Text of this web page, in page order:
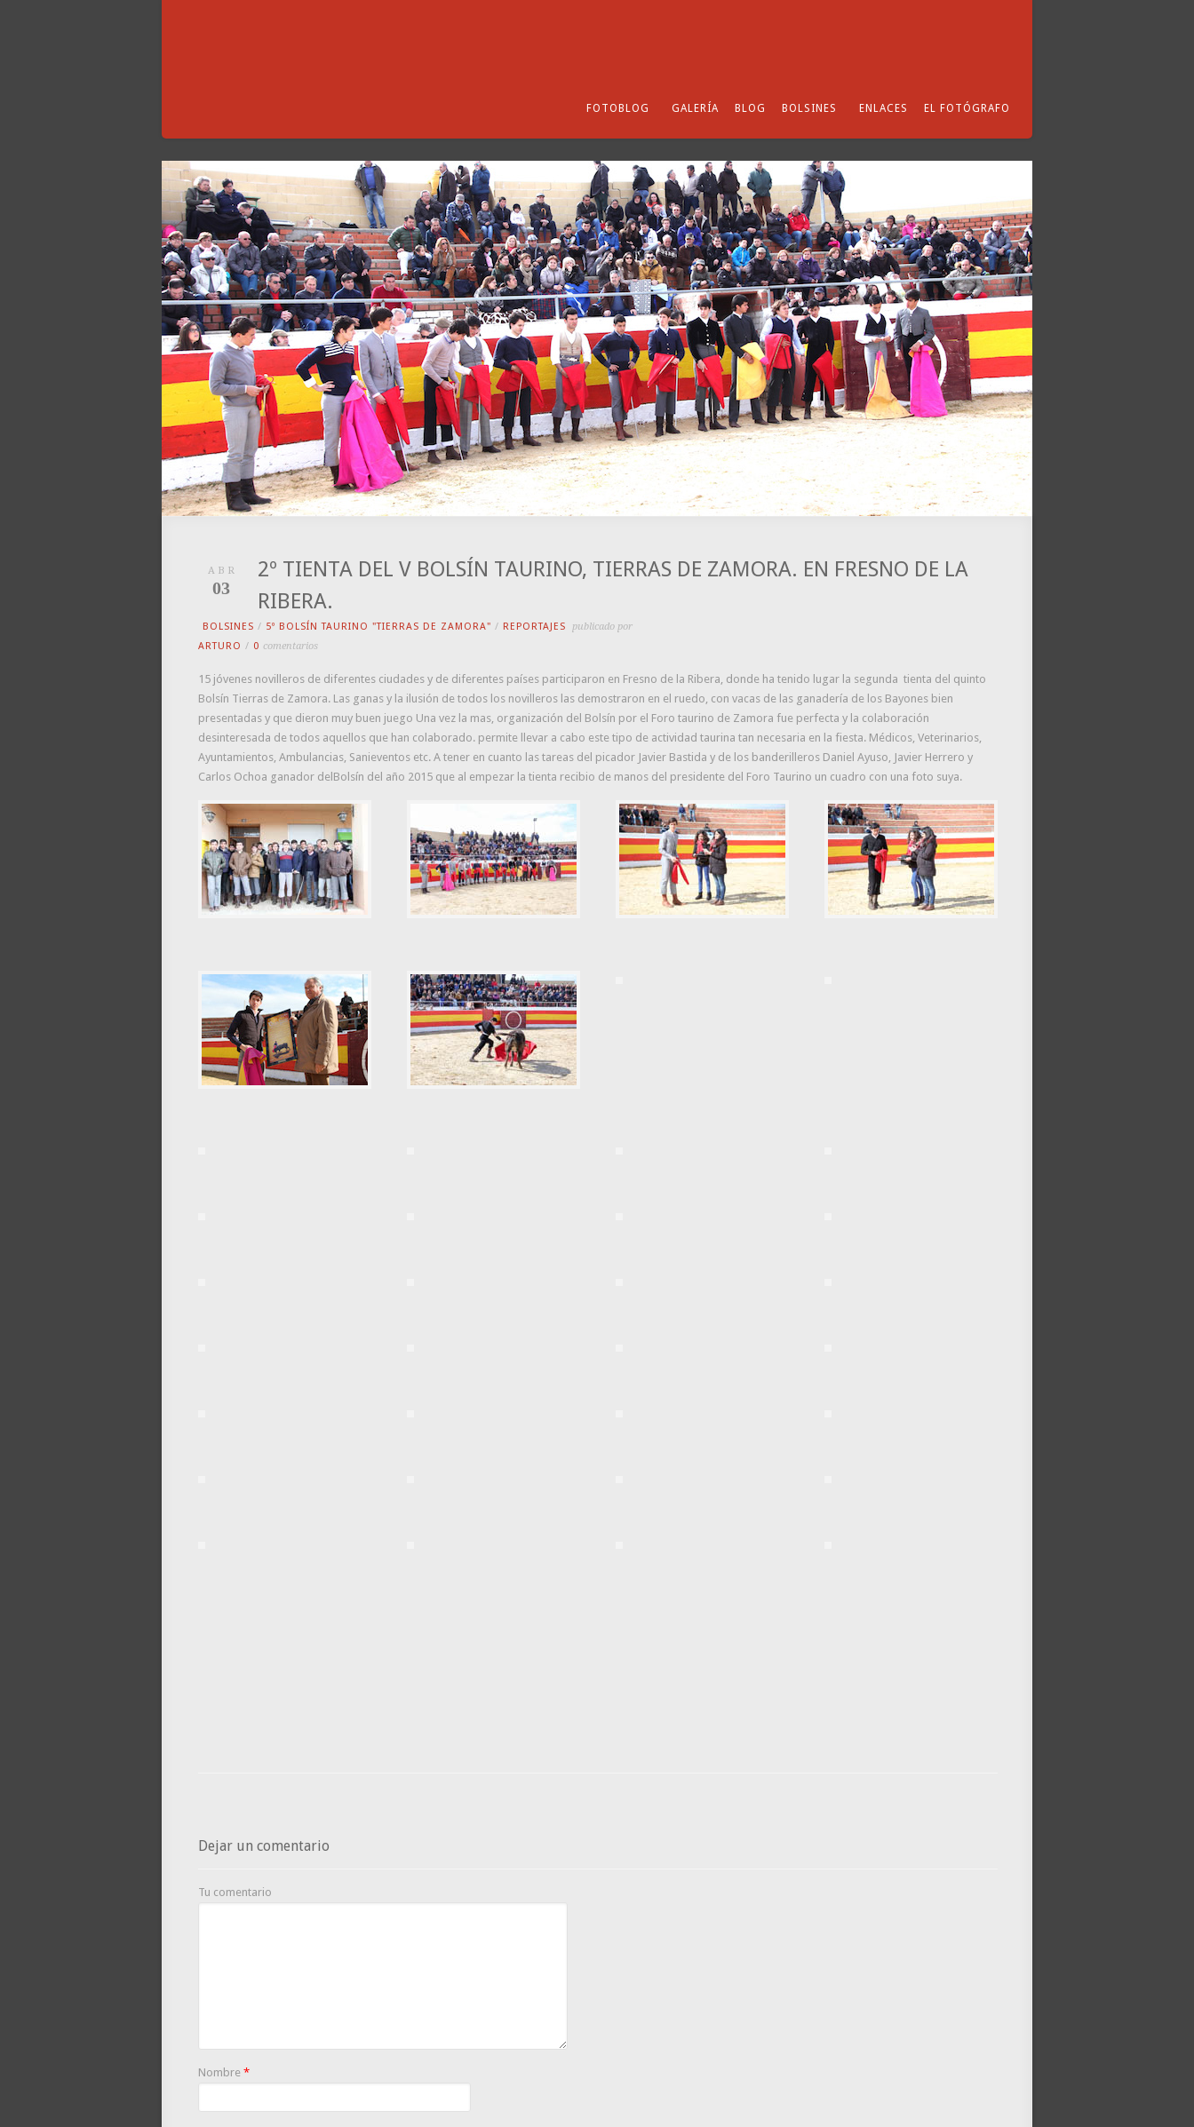
FOTOBLOG GALERÍA BLOG BOLSINES ENLACES EL FOTÓGRAFO
ABR
03
2º TIENTA DEL V BOLSÍN TAURINO, TIERRAS DE ZAMORA. EN FRESNO DE LA
RIBERA.
BOLSINES / 5º BOLSÍN TAURINO "TIERRAS DE ZAMORA" / REPORTAJES
publicado por
ARTURO / 0 comentarios
15 jóvenes novilleros de diferentes ciudades y de diferentes países participaron en Fresno de la Ribera, donde ha tenido lugar la segunda tienta del quinto
Bolsín Tierras de Zamora. Las ganas y la ilusión de todos los novilleros las demostraron en el ruedo, con vacas de las ganadería de los Bayones bien
presentadas y que dieron muy buen juego Una vez la mas, organización del Bolsín por el Foro taurino de Zamora fue perfecta y la colaboración
desinteresada de todos aquellos que han colaborado. permite llevar a cabo este tipo de actividad taurina tan necesaria en la fiesta. Médicos, Veterinarios,
Ayuntamientos, Ambulancias, Sanieventos etc. A tener en cuanto las tareas del picador Javier Bastida y de los banderilleros Daniel Ayuso, Javier Herrero y
Carlos Ochoa ganador delBolsín del año 2015 que al empezar la tienta recibio de manos del presidente del Foro Taurino un cuadro con una foto suya.
Dejar un comentario
Tu comentario
Nombre *